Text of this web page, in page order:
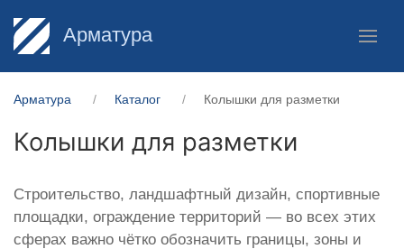
Арматура
Арматура Каталог Колышки для разметки
Колышки для разметки
Строительство, ландшафтный дизайн, спортивные
площадки, ограждение территорий — во всех этих
сферах важно чётко обозначить границы, зоны и